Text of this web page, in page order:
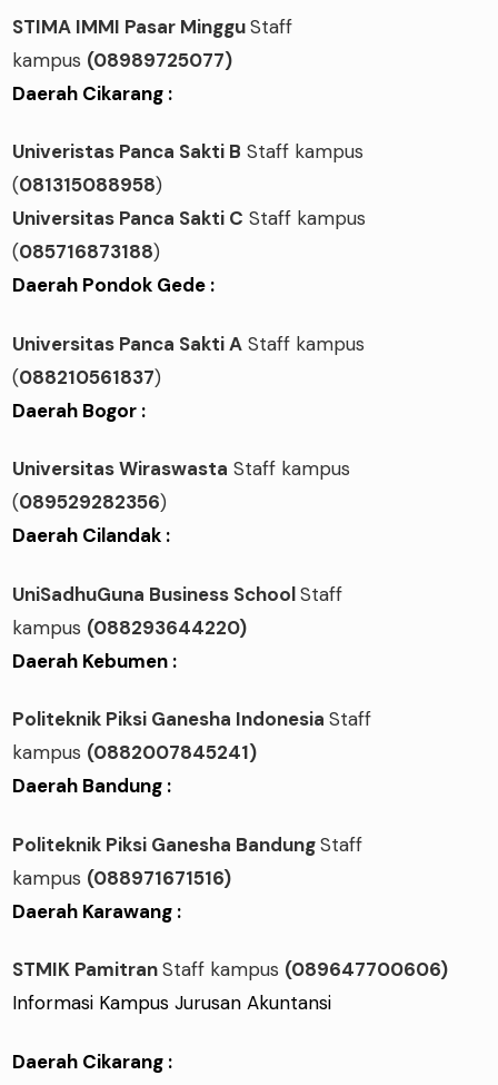
STIMA IMMI Pasar MingguStaff
kampus (08989725077)
Daerah Cikarang :
Univeristas Panca Sakti B Staff kampus
(081315088958)
Universitas Panca Sakti C Staff kampus
(085716873188)
Daerah Pondok Gede :
Universitas Panca Sakti A Staff kampus
(088210561837)
Daerah Bogor :
Universitas Wiraswasta Staff kampus
(089529282356)
Daerah Cilandak :
UniSadhuGuna Business SchoolStaff
kampus (088293644220)
Daerah Kebumen :
Politeknik Piksi Ganesha Indonesia Staff
kampus (0882007845241)
Daerah Bandung :
Politeknik Piksi Ganesha BandungStaff
kampus (088971671516)
Daerah Karawang :
STMIK PamitranStaff kampus (089647700606)
Informasi Kampus Jurusan Akuntansi
Daerah Cikarang :